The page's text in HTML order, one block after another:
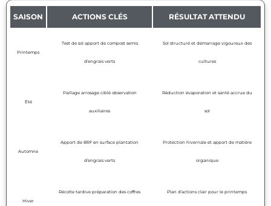
SAISON ACTIONS CLÉS RÉSULTAT ATTENDU
Printemps
Test de sol apport de compost semis
d’engrais verts
Sol structuré et démarrage vigoureux des
cultures
Été
Paillage arrosage ciblé observation
auxiliaires
Réduction évaporation et santé accrue du
sol
Automne
Apport de BRF en surface plantation
d’engrais verts
Protection hivernale et apport de matière
organique
Hiver
Récolte tardive préparation des coffres Plan d’actions clair pour le printemps